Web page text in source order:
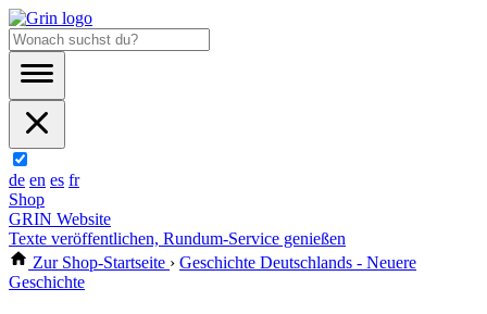
de en es fr
Shop
GRIN Website
Texte veröffentlichen, Rundum-Service genießen
Zur Shop-Startseite › Geschichte Deutschlands - Neuere
Geschichte